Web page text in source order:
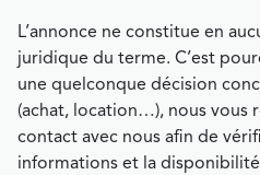
L’annonce ne constitue en
juridique du terme. C’est
une quelconque décision
(achat, location…), nous vous
contact avec nous afin de
informations et la